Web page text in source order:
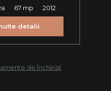
67 mp 2012
detalii
de închiriat